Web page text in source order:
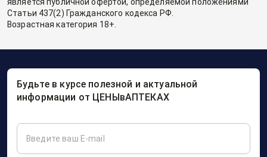
Статьи 437(2) Гражданского кодекса РФ.
Возрастная категория 18+.
Будьте в курсе полезной и актуальной
информации от ЦЕНЫвАПТЕКАХ